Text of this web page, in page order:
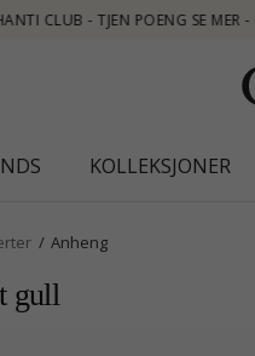
KOLLEKSJONER
Anheng
gull